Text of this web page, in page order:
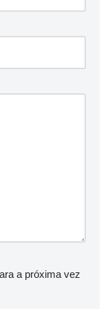
a próxima vez